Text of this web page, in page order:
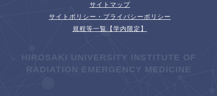
サイトマップ
サイトポリシー・プライバシーポリシー
規程等一覧【学内限定】
HIROSAKI UNIVERSITY INSTITUTE OF
RADIATION EMERGENCY MEDICINE